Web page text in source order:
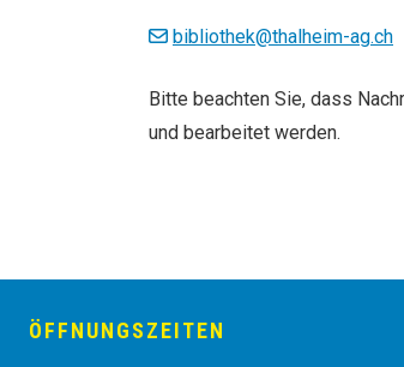
bibliothek@thalheim-ag.ch
Bitte beachten Sie, dass
und bearbeitet werden.
ÖFFNUNGSZEITEN